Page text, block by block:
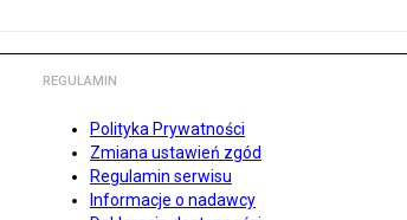
REGULAMIN
Polityka Prywatności
Zmiana ustawień zgód
Regulamin serwisu
Informacje o nadawcy